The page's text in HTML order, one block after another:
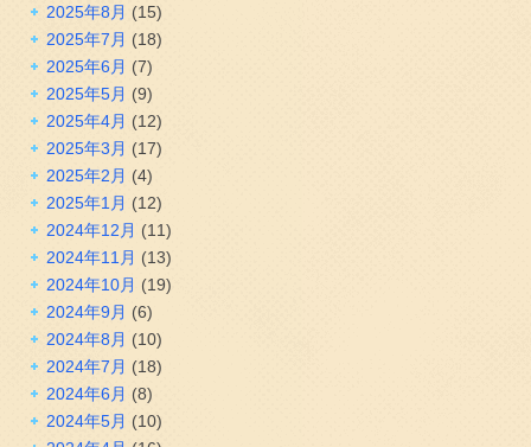
2025年8月 (15)
2025年7月 (18)
2025年6月 (7)
2025年5月 (9)
2025年4月 (12)
2025年3月 (17)
2025年2月 (4)
2025年1月 (12)
2024年12月 (11)
2024年11月 (13)
2024年10月 (19)
2024年9月 (6)
2024年8月 (10)
2024年7月 (18)
2024年6月 (8)
2024年5月 (10)